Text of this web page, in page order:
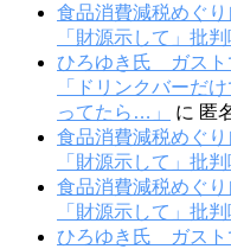
食品消費減税めぐ
「財源示して」批
ひろゆき氏 ガスト
「ドリンクバーだ
ってたら…」
に 匿
食品消費減税めぐ
「財源示して」批
食品消費減税めぐ
「財源示して」批
ひろゆき氏 ガスト